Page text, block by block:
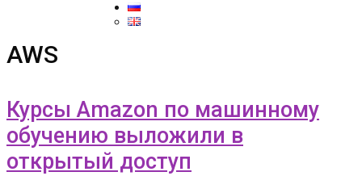
AWS
Курсы Amazon по машинному
обучению выложили в
открытый доступ